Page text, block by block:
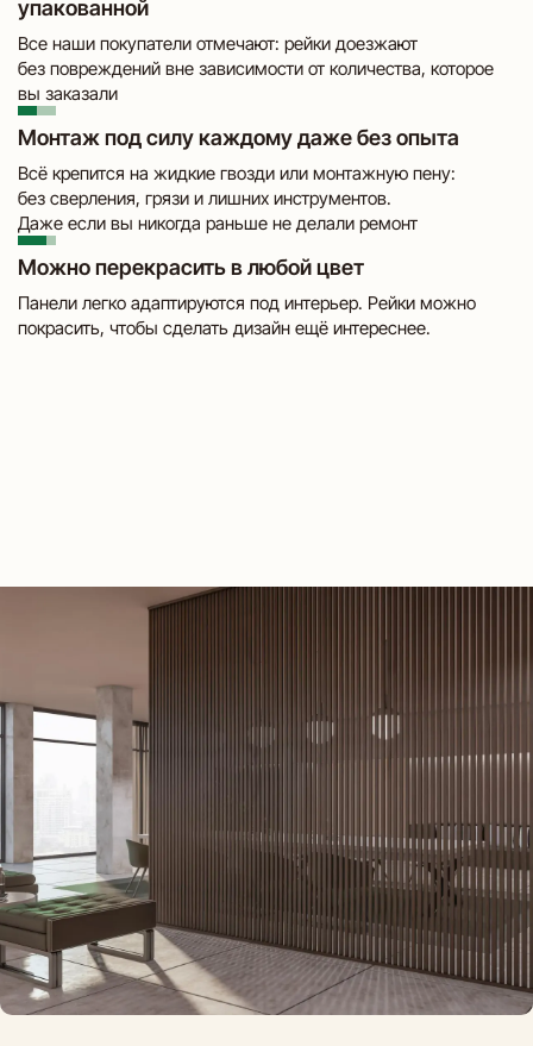
упакованной
Все наши покупатели отмечают: рейки доезжают
без повреждений вне зависимости от количества, которое
вы заказали
Монтаж под силу каждому даже без опыта
Всё крепится на жидкие гвозди или монтажную пену:
без сверления, грязи и лишних инструментов.
Даже если вы никогда раньше не делали ремонт
Можно перекрасить в любой цвет
Панели легко адаптируются под интерьер. Рейки можно
покрасить, чтобы сделать дизайн ещё интереснее.